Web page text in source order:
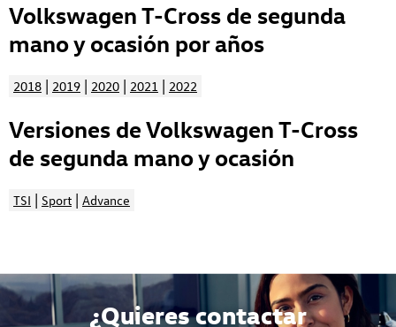
Volkswagen T-Cross de segunda
mano y ocasión por años
2018 | 2019 | 2020 | 2021 | 2022
Versiones de Volkswagen T-Cross
de segunda mano y ocasión
TSI | Sport | Advance
¿Quieres contactar